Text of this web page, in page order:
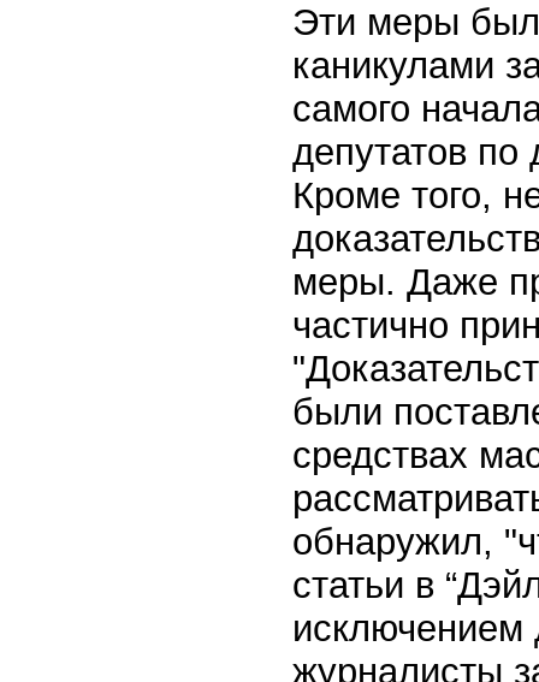
Эти меры
каникулами
самого
депутатов
Кроме того,
меры. Даже
частично
были
средствах
обнаружил,
статьи в
исключением
журналисты